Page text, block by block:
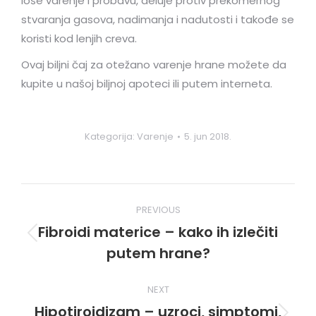
stvaranja gasova, nadimanja i nadutosti i takođe se
koristi kod lenjih creva.
Ovaj biljni čaj za otežano varenje hrane možete da
kupite u našoj biljnoj apoteci ili putem interneta.
Kategorija: Varenje 5. jun 2018.
navigation
PREVIOUS
Previous
post:
Fibroidi materice – kako ih izlečiti
putem hrane?
NEXT
Hipotiroidizam – uzroci, simptomi,